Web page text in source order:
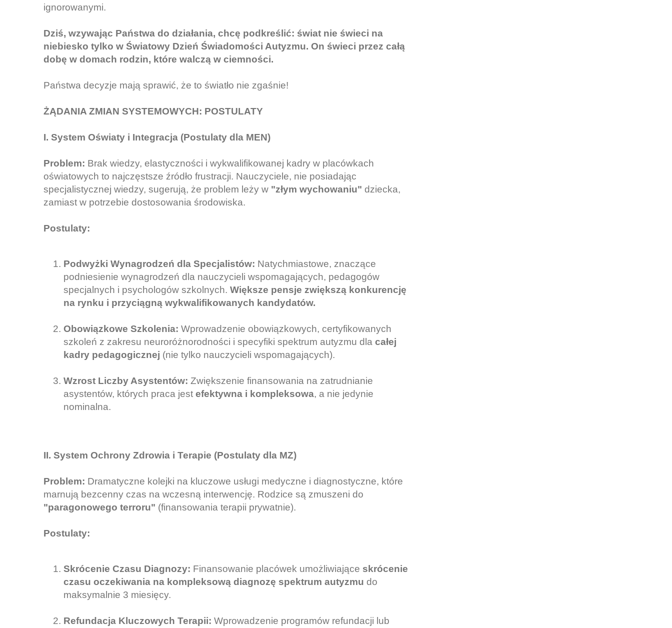
ignorowanymi.
Dziś, wzywając Państwa do działania, chcę podkreślić: świat nie świeci na
niebiesko tylko w Światowy Dzień Świadomości Autyzmu. On świeci przez całą
dobę w domach rodzin, które walczą w ciemności.
Państwa decyzje mają sprawić, że to światło nie zgaśnie!
ŻĄDANIA ZMIAN SYSTEMOWYCH: POSTULATY
I. System Oświaty i Integracja (Postulaty dla MEN)
Problem: Brak wiedzy, elastyczności i wykwalifikowanej kadry w placówkach
oświatowych to najczęstsze źródło frustracji. Nauczyciele, nie posiadając
specjalistycznej wiedzy, sugerują, że problem leży w "złym wychowaniu" dziecka,
zamiast w potrzebie dostosowania środowiska.
Postulaty:
Podwyżki Wynagrodzeń dla Specjalistów: Natychmiastowe, znaczące
podniesienie wynagrodzeń dla nauczycieli wspomagających, pedagogów
specjalnych i psychologów szkolnych. Większe pensje zwiększą konkurencję
na rynku i przyciągną wykwalifikowanych kandydatów.
Obowiązkowe Szkolenia: Wprowadzenie obowiązkowych, certyfikowanych
szkoleń z zakresu neuroróżnorodności i specyfiki spektrum autyzmu dla całej
kadry pedagogicznej (nie tylko nauczycieli wspomagających).
Wzrost Liczby Asystentów: Zwiększenie finansowania na zatrudnianie
asystentów, których praca jest efektywna i kompleksowa, a nie jedynie
nominalna.
II. System Ochrony Zdrowia i Terapie (Postulaty dla MZ)
Problem: Dramatyczne kolejki na kluczowe usługi medyczne i diagnostyczne, które
marnują bezcenny czas na wczesną interwencję. Rodzice są zmuszeni do
"paragonowego terroru" (finansowania terapii prywatnie).
Postulaty:
Skrócenie Czasu Diagnozy: Finansowanie placówek umożliwiające skrócenie
czasu oczekiwania na kompleksową diagnozę spektrum autyzmu do
maksymalnie 3 miesięcy.
Refundacja Kluczowych Terapii: Wprowadzenie programów refundacji lub